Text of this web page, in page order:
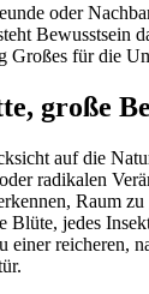
oder
Bewusstsein
Großes für die
große
auf die
radikalen
Raum
Blüte, jedes
einer reicheren,